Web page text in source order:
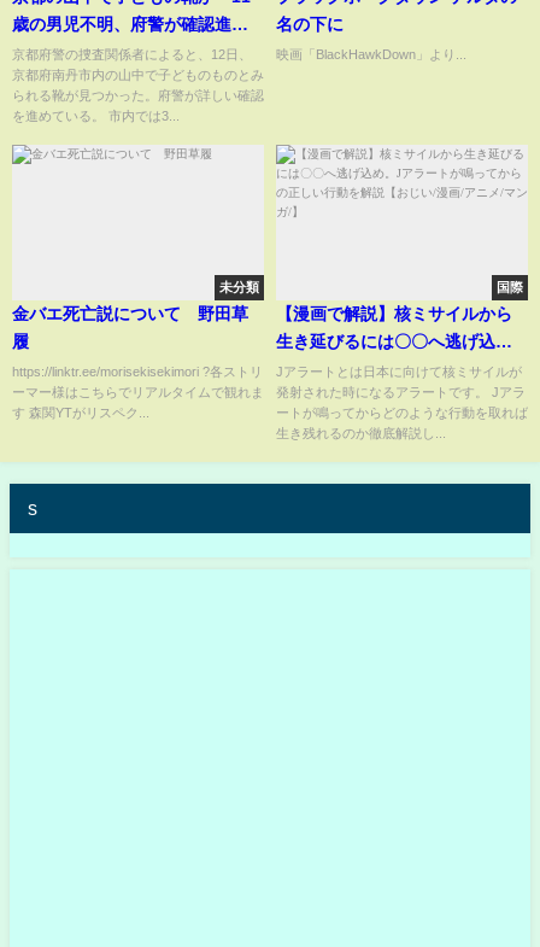
歳の男児不明、府警が確認進め
る
京都府警の捜査関係者によると、12日、
京都府南丹市内の山中で子どものものとみ
られる靴が見つかった。府警が詳しい確認
を進めている。 市内では3...
名の下に
映画「BlackHawkDown」より...
未分類
金バエ死亡説について 野田草
履
https://linktr.ee/morisekisekimori ?各ストリ
ーマー様はこちらでリアルタイムで観れま
す 森関YTがリスペク...
国際
【漫画で解説】核ミサイルから
生き延びるには〇〇へ逃げ込
め。Jアラートが鳴ってからの正
しい行動を解説【おじい/漫画/ア
ニメ/マンガ/】
Jアラートとは日本に向けて核ミサイルが
発射された時になるアラートです。 Jアラ
ートが鳴ってからどのような行動を取れば
生き残れるのか徹底解説し...
s